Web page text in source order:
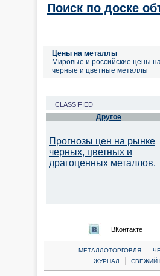
Поиск по доске
Цены на металлы
Мировые и российские цены
черные и цветные металлы
CLASSIFIED
Другое
Прогнозы цен на рынке
черных, цветных и
драгоценных металлов.
ВКонтакте
МЕТАЛЛОТОРГОВЛЯ |
ЖУРНАЛ
| СВЕЖИЙ